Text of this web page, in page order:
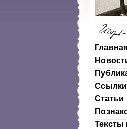
Ссылки
Статьи
Тексты